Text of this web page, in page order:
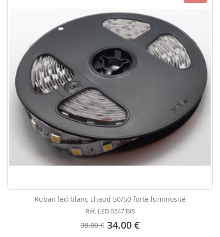
Ruban led blanc chaud 50/50 forte luminosité
Réf. LED 0247 BIS
38.00 € 34.00 €